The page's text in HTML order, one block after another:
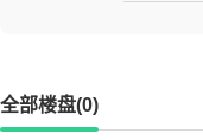
全部楼盘(0)